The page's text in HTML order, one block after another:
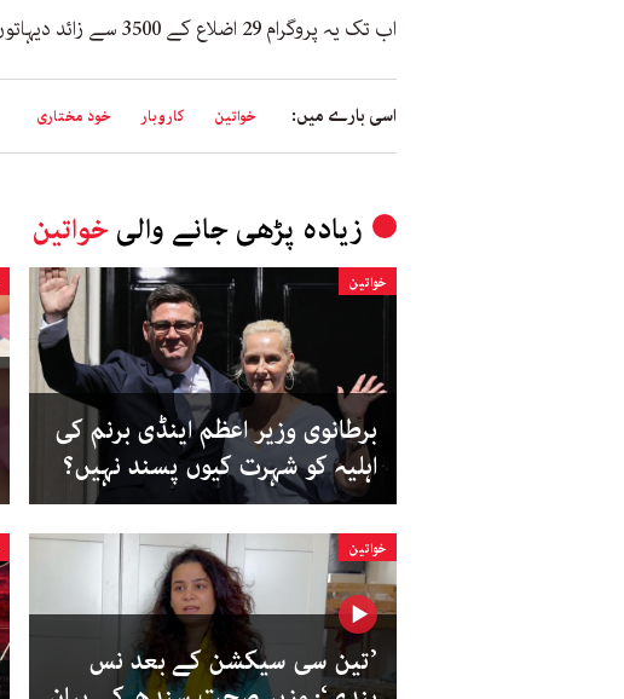
اب تک یہ پروگرام 29 اضلاع کے 3500 سے زائد دیہاتوں میں 3500 خواتین تک پہنچ چکا ہے۔
اسی بارے میں: خواتین کاروبار خود مختاری
زیادہ پڑھی جانے والیخواتین
خواتین
برطانوی وزیر اعظم اینڈی برنم کی
اہلیہ کو شہرت کیوں پسند نہیں؟
خواتین
’تین سی سیکشن کے بعد نس